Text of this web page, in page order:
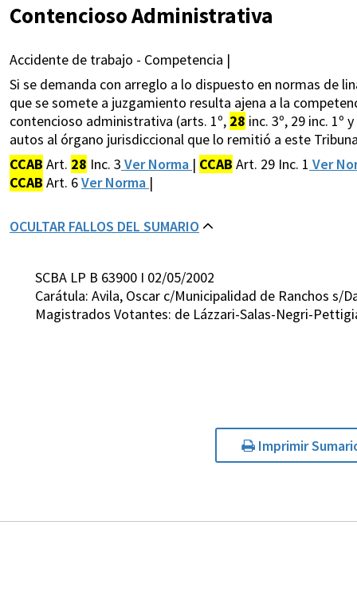
Contencioso Administrativa
Accidente de trabajo - Competencia |
Si se demanda con arreglo a lo dispuesto en normas de
que se somete a juzgamiento resulta ajena a la
contencioso administrativa (arts. 1º, 28 inc. 3º, 29 inc. 1º
autos al órgano jurisdiccional que lo remitió a este
CCAB Art. 28 Inc. 3 Ver Norma | CCAB Art. 29 Inc. 1 Ver
CCAB Art. 6Ver Norma |
OCULTAR FALLOS DEL SUMARIO
SCBA LP B 63900 I 02/05/2002
Carátula: Avila, Oscar c/Municipalidad de Ranchos s/
Magistrados Votantes: de Lázzari-Salas-Negri-
Imprimir